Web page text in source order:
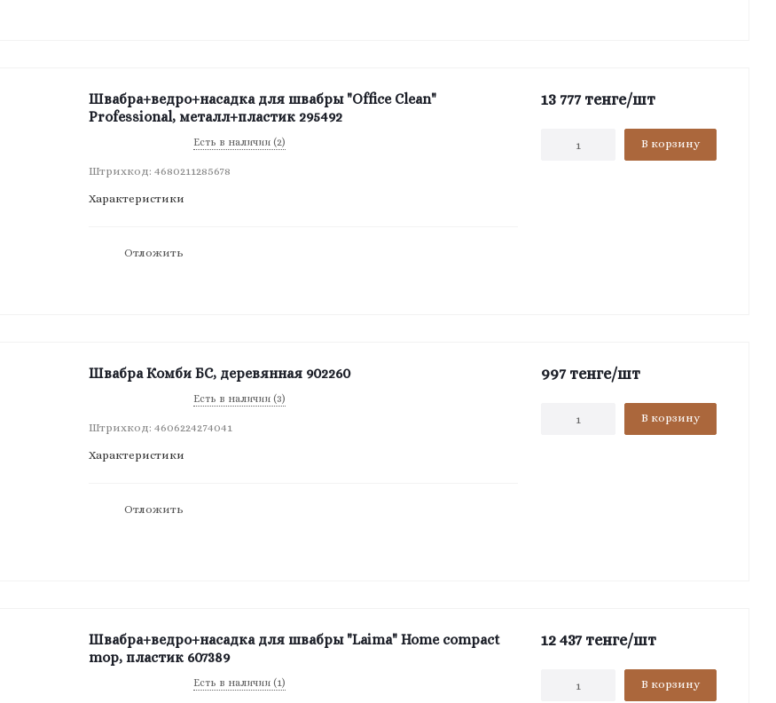
Швабра+ведро+насадка для швабры "Office Clean"
Professional, металл+пластик 295492
Есть в наличии (2)
Штрихкод: 4680211285678
Характеристики
Отложить
13 777тенге/шт
В корзину
Швабра Комби БС, деревянная 902260
Есть в наличии (3)
Штрихкод: 4606224274041
Характеристики
Отложить
997тенге/шт
В корзину
Швабра+ведро+насадка для швабры "Laima" Home compact
mop, пластик 607389
Есть в наличии (1)
12 437тенге/шт
В корзину